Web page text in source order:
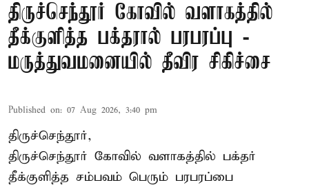
திருச்செந்தூர் கோவில் வளாகத்தில்
தீக்குளித்த பக்தரால் பரபரப்பு -
மருத்துவமனையில் தீவிர சிகிச்சை
Published on: 07 Aug 2026, 3:40 pm
திருச்செந்தூர்,
திருச்செந்தூர் கோவில் வளாகத்தில் பக்தர்
தீக்குளித்த சம்பவம் பெரும் பரபரப்பை